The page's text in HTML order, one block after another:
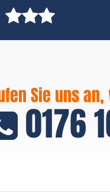
Sie uns
0176